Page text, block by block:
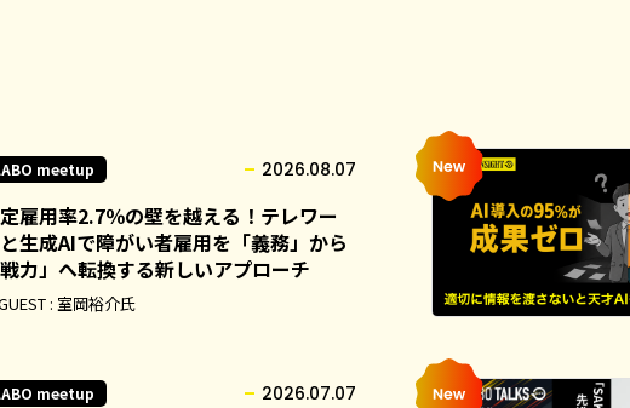
meetup 2026.08.07
雇用率2.7％の壁を越える！テレワー
生成AIで障がい者雇用を「義務」から
戦力」へ転換する新しいアプローチ
: 室岡裕介氏
meetup 2026.07.07